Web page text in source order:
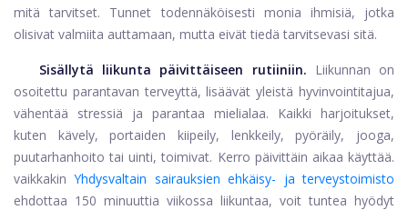
mitä tarvitset. Tunnet todennäköisesti monia ihmisiä, jotka
olisivat valmiita auttamaan, mutta eivät tiedä tarvitsevasi sitä.
Sisällytä liikunta päivittäiseen rutiiniin. Liikunnan on
osoitettu parantavan terveyttä, lisäävät yleistä hyvinvointitajua,
vähentää stressiä ja parantaa mielialaa. Kaikki harjoitukset,
kuten kävely, portaiden kiipeily, lenkkeily, pyöräily, jooga,
puutarhanhoito tai uinti, toimivat. Kerro päivittäin aikaa käyttää.
vaikkakin Yhdysvaltain sairauksien ehkäisy- ja terveystoimisto
ehdottaa 150 minuuttia viikossa liikuntaa, voit tuntea hyödyt